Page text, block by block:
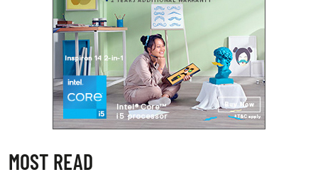
MOST READ